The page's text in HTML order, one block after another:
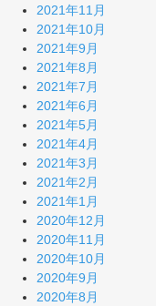
2021年11月
2021年10月
2021年9月
2021年8月
2021年7月
2021年6月
2021年5月
2021年4月
2021年3月
2021年2月
2021年1月
2020年12月
2020年11月
2020年10月
2020年9月
2020年8月